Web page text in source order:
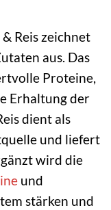
Reis zeichnet
aus. Das
Proteine,
Erhaltung der
dient als
und liefert
wird die
und
stärken und